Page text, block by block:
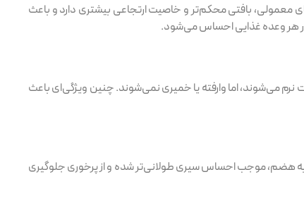
معمولی، بافتی محکم‌تر و خاصیت ارتجاعی بیشتری دارد و باعث
هر وعده غذایی احساس می‌شود.
نرم می‌شوند، اما وا‌‌رفته یا خمیری نمی‌شوند. چنین ویژگی‌ای باعث
به هضم، موجب احساس سیری طولانی‌تر شده و از پرخوری جلوگیری